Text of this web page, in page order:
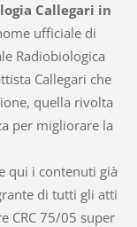
Callegari in
ufficiale di
Radiobiologica
Callegari che
quella rivolta
per migliorare la
i contenuti già
di tutti gli atti
CRC 75/05 super